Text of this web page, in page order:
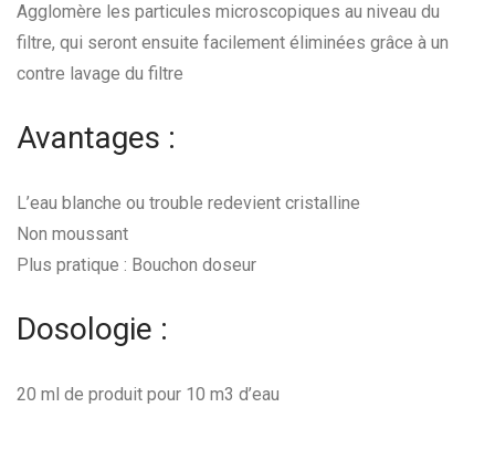
Agglomère les particules microscopiques au niveau du
filtre, qui seront ensuite facilement éliminées grâce à un
contre lavage du filtre
Avantages :
L’eau blanche ou trouble redevient cristalline
Non moussant
Plus pratique : Bouchon doseur
Dosologie :
20 ml de produit pour 10 m3 d’eau